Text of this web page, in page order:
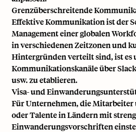
Grenzüberschreitende
Effektive Kommunikation ist der
Management einer globalen
in verschiedenenZeitzonenund
Hintergründen verteilt sind, ist es
Kommunikationskanäle über
usw. zu etablieren.
Visa- und
Für Unternehmen, die Mitarbeiter
oder Talente in Ländern mit
Einwanderungsvorschriften